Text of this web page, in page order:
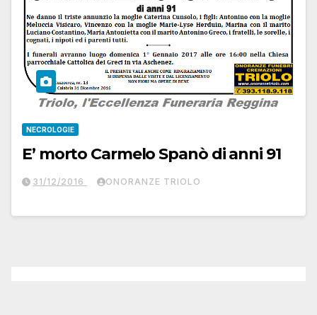
NECROLOGIE
E’ morto Carmelo Spanò di anni 91
31/12/2016 ONORANZE TRIOLO